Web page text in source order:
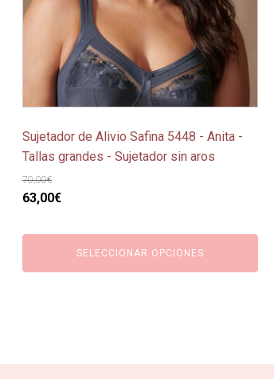
Sujetador de Alivio Safina 5448 - Anita -
Tallas grandes - Sujetador sin aros
70,00€
El
original
70,00€.
63,00€El
actual
es:
63,00€.
SELECCIONAR OPCIONES
se
pueden
elegir
de
producto